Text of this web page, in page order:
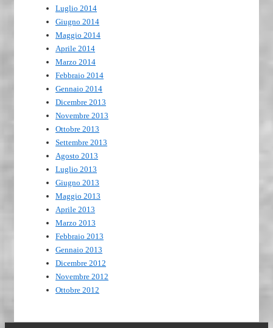
Luglio 2014
Giugno 2014
Maggio 2014
Aprile 2014
Marzo 2014
Febbraio 2014
Gennaio 2014
Dicembre 2013
Novembre 2013
Ottobre 2013
Settembre 2013
Agosto 2013
Luglio 2013
Giugno 2013
Maggio 2013
Aprile 2013
Marzo 2013
Febbraio 2013
Gennaio 2013
Dicembre 2012
Novembre 2012
Ottobre 2012